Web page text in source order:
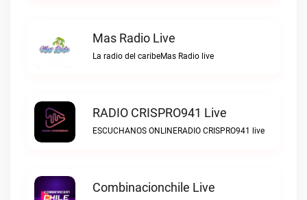
Mas Radio Live
La radio del caribeMas Radio live
RADIO CRISPRO941 Live
ESCUCHANOS ONLINERADIO CRISPRO941 live
Combinacionchile Live